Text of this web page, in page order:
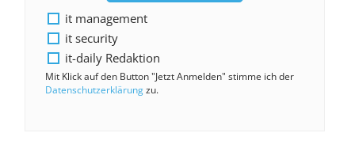
it management
it security
it-daily Redaktion
Mit Klick auf den Button "Jetzt Anmelden" stimme ich der
Datenschutzerklärungzu.